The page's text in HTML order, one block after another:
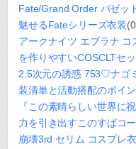
Fate/Grand Order バゼッ
魅せるFateシリーズ衣装
アークナイツ エブラナ
を作りやすいCOSCLTセ
2.5次元の誘惑 753♡ナゴ
装清単と活動搭配のポイン
『この素晴らしい世界に
力を引き出すこのすばコ
崩壊3rd セリム コスプレ